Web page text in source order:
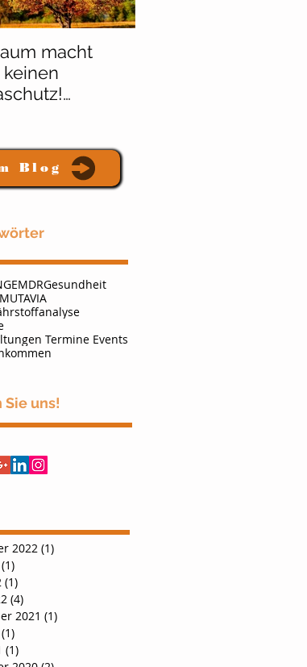
macht
2022 (1)
(1)
(1)
(4)
2021 (1)
(1)
(1)
EMDRGesundheit
MUTAVIA
Termine Events
Sie uns!
Blog